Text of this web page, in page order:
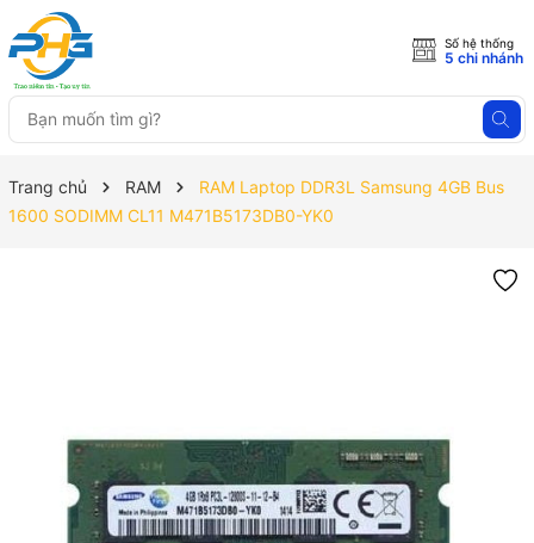
Số hệ thống
5 chi nhánh
Trang chủ RAM
RAM Laptop DDR3L Samsung 4GB Bus
1600 SODIMM CL11 M471B5173DB0-YK0